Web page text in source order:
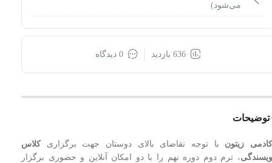
می‌شود)
636 بازدید 0 دیدگاه
توضیحات
زیتون با توجه تقاضای بالای دوستان جهت برگزاری کلاس
، ترم دوم دوره نهم را با دو امکان آنلاین و حضوری برگزار